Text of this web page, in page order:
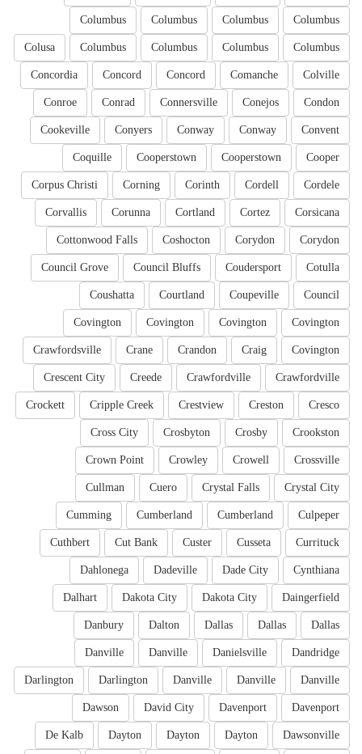
Columbus
Columbus
Columbus
Columbus
Columbus
Columbus
Columbus
Columbus
Colusa
Colville
Comanche
Concord
Concord
Concordia
Condon
Conejos
Connersville
Conrad
Conroe
Convent
Conway
Conway
Conyers
Cookeville
Cooper
Cooperstown
Cooperstown
Coquille
Cordele
Cordell
Corinth
Corning
Corpus Christi
Corsicana
Cortez
Cortland
Corunna
Corvallis
Corydon
Corydon
Coshocton
Cottonwood Falls
Cotulla
Coudersport
Council Bluffs
Council Grove
Council
Coupeville
Courtland
Coushatta
Covington
Covington
Covington
Covington
Covington
Craig
Crandon
Crane
Crawfordsville
Crawfordville
Crawfordville
Creede
Crescent City
Cresco
Creston
Crestview
Cripple Creek
Crockett
Crookston
Crosby
Crosbyton
Cross City
Crossville
Crowell
Crowley
Crown Point
Crystal City
Crystal Falls
Cuero
Cullman
Culpeper
Cumberland
Cumberland
Cumming
Currituck
Cusseta
Custer
Cut Bank
Cuthbert
Cynthiana
Dade City
Dadeville
Dahlonega
Daingerfield
Dakota City
Dakota City
Dalhart
Dallas
Dallas
Dallas
Dalton
Danbury
Dandridge
Danielsville
Danville
Danville
Danville
Danville
Danville
Darlington
Darlington
Davenport
Davenport
David City
Dawson
Dawsonville
Dayton
Dayton
Dayton
De Kalb